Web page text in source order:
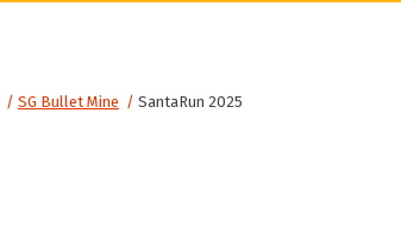
/ SG Bullet Mine / SantaRun 2025